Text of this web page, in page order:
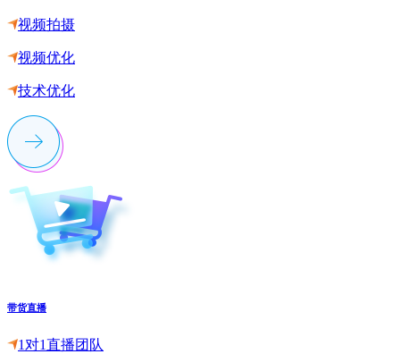
视频拍摄
视频优化
技术优化
带货直播
1对1直播团队